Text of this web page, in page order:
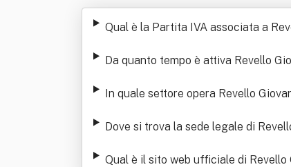
Qual è la Partita IVA associata a
Da quanto tempo è attiva Revello
In quale settore opera Revello
Dove si trova la sede legale di
Qual è il sito web ufficiale di Revello